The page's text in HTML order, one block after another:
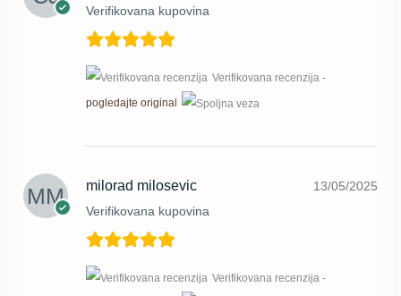
Verifikovana kupovina
Verifikovana recenzija -
pogledajte original
milorad milosevic
Verifikovana kupovina
13/05/2025
Verifikovana recenzija -